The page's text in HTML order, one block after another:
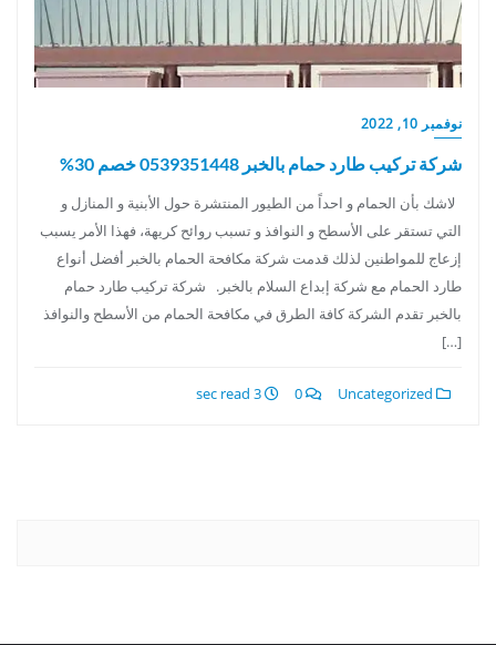
نوفمبر 10, 2022
شركة تركيب طارد حمام بالخبر 0539351448 خصم 30%
لاشك بأن الحمام و احداً من الطيور المنتشرة حول الأبنية و المنازل و
التي تستقر على الأسطح و النوافذ و تسبب روائح كريهة، فهذا الأمر يسبب
إزعاج للمواطنين لذلك قدمت شركة مكافحة الحمام بالخبر أفضل أنواع
طارد الحمام مع شركة إبداع السلام بالخبر. شركة تركيب طارد حمام
بالخبر تقدم الشركة كافة الطرق في مكافحة الحمام من الأسطح والنوافذ
[…]